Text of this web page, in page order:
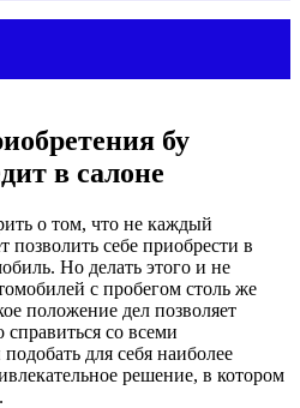
бу
в салоне
о том, что не каждый
себе приобрести в
Но делать этого и не
с пробегом столь же
положение дел позволяет
справиться со всеми
для себя наиболее
решение, в котором